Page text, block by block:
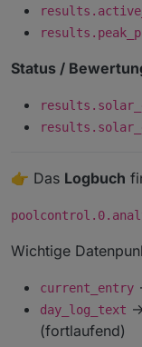
Status /
👉 Das Logbuch
Wichtige
current_entry
day_log_text
(fortlaufend)